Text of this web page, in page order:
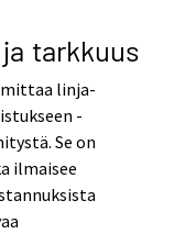
tarkkuus
linja-
-
Se on
ilmaisee